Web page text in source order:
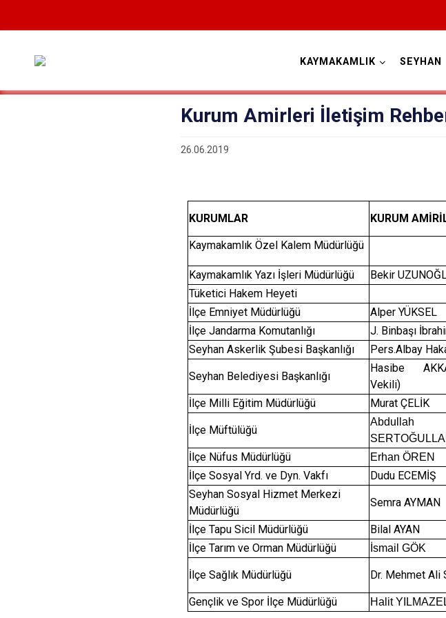
KAYMAKAMLIK SEYHAN
Kurum Amirleri İletişim
26.06.2019
KURUMLAR KURUM
Kaymakamlık Özel Kalem Müdürlüğü
Kaymakamlık Yazı İşleri Müdürlüğü
Bekir
Tüketici Hakem Heyeti
İlçe Emniyet Müdürlüğü
Alper YÜKSEL
İlçe Jandarma Komutanlığı
J. Binbaşı
Seyhan Askerlik Şubesi Başkanlığı
Pers.Albay
Seyhan Belediyesi Başkanlığı
Hasibe
Vekili)
İlçe Milli Eğitim Müdürlüğü Murat ÇELİK
İlçe Müftülüğü
Abdullah
İlçe Nüfus Müdürlüğü Erhan ÖREN
İlçe Sosyal Yrd. ve Dyn. Vakfı
Dudu ECEMİŞ
Seyhan Sosyal Hizmet Merkezi
Müdürlüğü
Semra AYMAN
İlçe Tapu Sicil Müdürlüğü Bilal AYAN
İlçe Tarım ve Orman Müdürlüğü
İsmail GÖK
İlçe Sağlık Müdürlüğü Dr. Mehmet Ali
Gençlik ve Spor İlçe Müdürlüğü Halit